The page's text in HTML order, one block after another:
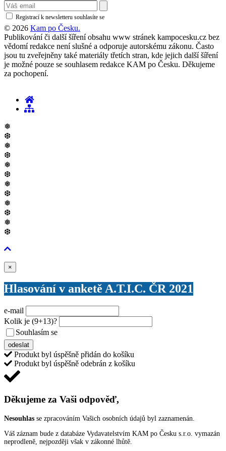
Registrací k newsletteru souhlasíte se
© 2026 Kam po Česku.
Publikování či další šíření obsahu www stránek kampocesku.cz bez
vědomí redakce není slušné a odporuje autorskému zákonu. Často
jsou tu zveřejněny také materiály třetích stran, kde jejich další šíření
je možné pouze se souhlasem redakce KAM po Česku. Děkujeme
za pochopení.
❅
❆
❅
❆
❅
❆
❅
❆
❅
❆
❅
❆
×
Hlasování v anketě A.T.I.C. ČR 2021
e-mail
Kolik je (9+13)?
Souhlasím se
odeslat
Produkt byl úspěšně přidán do košíku
Produkt byl úspěšně odebrán z košíku
Děkujeme za Vaši odpověď,
Nesouhlas se zpracováním Vašich osobních údajů byl zaznamenán.
Váš záznam bude z databáze Vydavatelstvím KAM po Česku s.r.o. vymazán
neprodleně, nejpozději však v zákonné lhůtě.